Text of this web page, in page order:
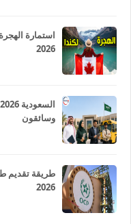
2026
وسائقون
2026